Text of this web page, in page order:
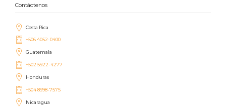
Contáctenos
Costa Rica
+506 4052-0400
Guatemala
+502 5922-4277
Honduras
+504 8998-7575
Nicaragua